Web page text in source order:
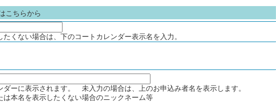
こちらから
くない場合は、下のコートカレンダー表示名を入力。
ダーに表示されます。 未入力の場合は、上のお申込み者名を表示します。
本名を表示したくない場合のニックネーム等